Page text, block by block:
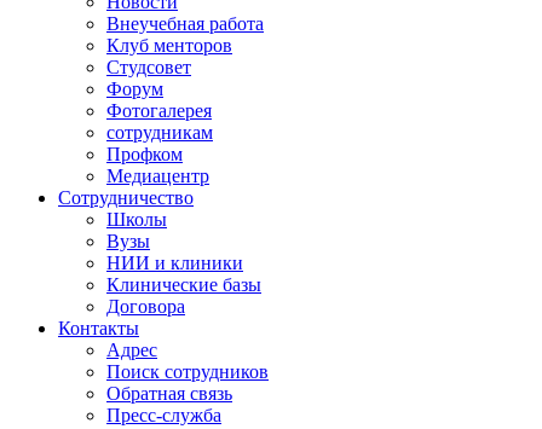
Внеучебная работа
Клуб менторов
Студсовет
Форум
Фотогалерея
сотрудникам
Профком
Медиацентр
Сотрудничество
Школы
Вузы
НИИ и клиники
Клинические базы
Договора
Контакты
Адрес
Поиск сотрудников
Обратная связь
Пресс-служба